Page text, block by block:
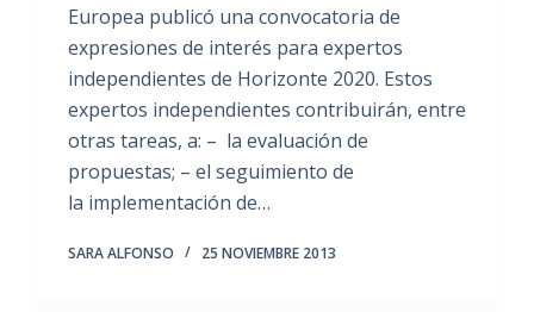
Europea publicó una convocatoria de
expresiones de interés para expertos
independientes de Horizonte 2020. Estos
expertos independientes contribuirán, entre
otras tareas, a: – la evaluación de
propuestas; – el seguimiento de
la implementación de…
SARA ALFONSO 25 NOVIEMBRE 2013